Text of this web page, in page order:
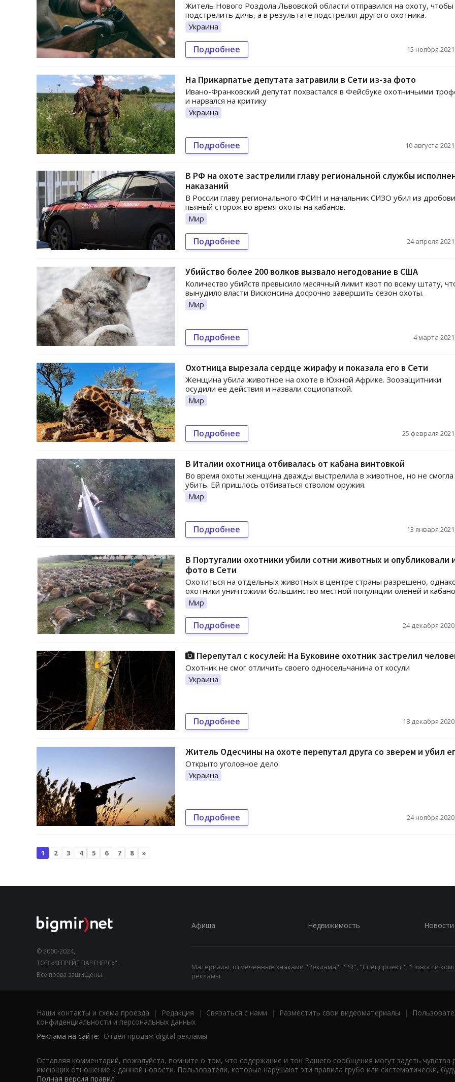
Житель Нового Роздола Львовской области отправился на охоту, чтобы
подстрелить дичь, а в результате подстрелил другого охотника.
Украина
Подробнее 15 ноября
На Прикарпатье депутата затравили в Сети из-за фото
Ивано-Франковский депутат похвастался в Фейсбуке охотничьими
и нарвался на критику
Украина
Подробнее 10 августа
В РФ на охоте застрелили главу региональной службы
наказаний
В России главу регионального ФСИН и начальник СИЗО убил из
пьяный сторож во время охоты на кабанов.
Мир
Подробнее 24 апреля
Убийство более 200 волков вызвало негодование в США
Количество убийств превысило месячный лимит квот по всему штату,
вынудило власти Висконсина досрочно завершить сезон охоты.
Мир
Подробнее 4 марта
Охотница вырезала сердце жирафу и показала его в Сети
Женщина убила животное на охоте в Южной Африке. Зоозащитники
осудили ее действия и назвали социопаткой.
Мир
Подробнее 25 февраля
В Италии охотница отбивалась от кабана винтовкой
Во время охоты женщина дважды выстрелила в животное, но не смогла
убить. Ей пришлось отбиваться стволом оружия.
Мир
Подробнее 13 января
В Португалии охотники убили сотни животных и опубликовали
фото в Сети
Охотиться на отдельных животных в центре страны разрешено,
охотники уничтожили большинство местной популяции оленей и
Мир
Подробнее 24 декабря
Перепутал с косулей: На Буковине охотник застрелил
Охотник не смог отличить своего односельчанина от косули
Украина
Подробнее 18 декабря
Житель Одесчины на охоте перепутал друга со зверем и убил
Открыто уголовное дело.
Украина
Подробнее 24 ноября
1 2 3 4 5 6 7 8 »
© 2000-2024,
ТОВ «КЕПРЕЙТ ПАРТНЕРС»".
Все права защищены.
Афиша Недвижимость Новости
Материалы, отмеченные знаками "Реклама", "PR", "Спецпроект", "Новости
рекламы.
Наши контакты и схема проезда | Редакция | Связаться с нами | Разместить свои видеоматериалы |
конфиденциальности и персональных данных
Реклама на сайте: Отдел продаж digital рекламы
Оставляя комментарий, пожалуйста, помните о том, что содержание и тон Вашего сообщения могут задеть чувства
имеющих отношение к данной новости. Пользователи, которые нарушают эти правила грубо или систематически,
Полная версия правил